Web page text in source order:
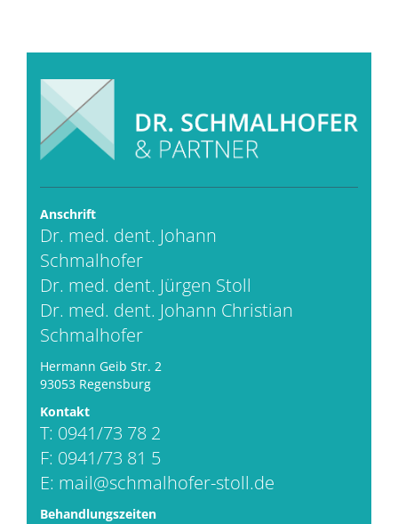
Anschrift
Dr. med. dent. Johann
Schmalhofer
Dr. med. dent. Jürgen Stoll
Dr. med. dent. Johann Christian
Schmalhofer
Hermann Geib Str. 2
93053 Regensburg
Kontakt
T: 0941/73 78 2
F: 0941/73 81 5
E: mail@schmalhofer-stoll.de
Behandlungszeiten